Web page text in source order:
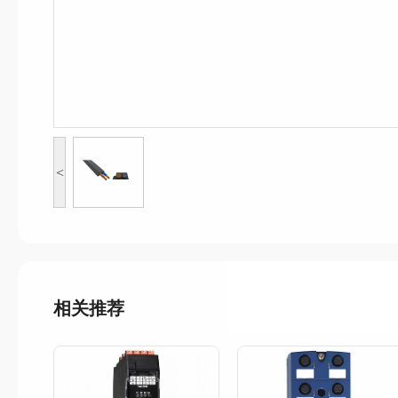
<
相关推荐